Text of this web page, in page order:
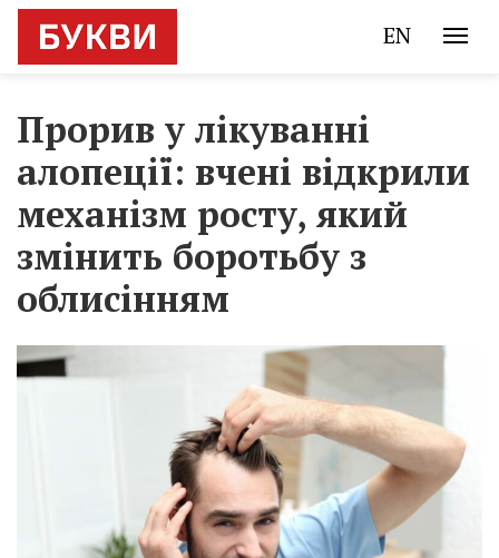
EN
Прорив у лікуванні
алопеції: вчені відкрили
механізм росту, який
змінить боротьбу з
облисінням